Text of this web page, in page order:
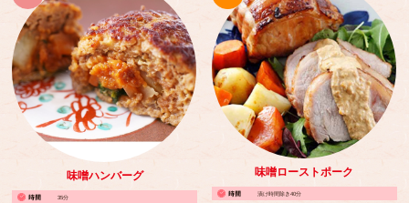
味噌ハンバーグ
35分
味噌ローストポーク
漬け時間除き40分